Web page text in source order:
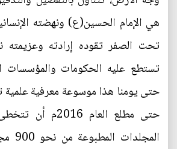
هي الإمام الحسين(ع) ونهضته
تحت الصفر تقوده إرادته
تستطع عليه الحكومات والمؤسسات
حتى يومنا هذا موسوعة معرفية
حتى مطلع العام